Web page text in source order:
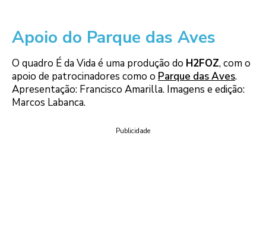
Apoio do Parque das Aves
O quadro É da Vida é uma produção do H2FOZ, com o
apoio de patrocinadores como o Parque das Aves.
Apresentação: Francisco Amarilla. Imagens e edição:
Marcos Labanca.
Publicidade